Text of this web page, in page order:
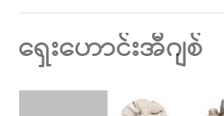
ရှေးဟောင်းအီဂျစ်